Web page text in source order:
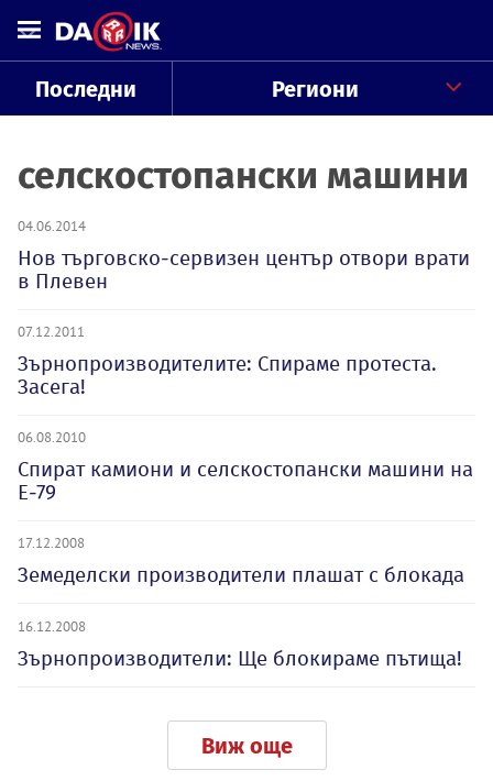
Последни Региони
селскостопански машини
04.06.2014
Нов търговско-сервизен център отвори врати
в Плевен
07.12.2011
Зърнопроизводителите: Спираме протеста.
Засега!
06.08.2010
Спират камиони и селскостопански машини на
Е-79
17.12.2008
Земеделски производители плашат с блокада
16.12.2008
Зърнопроизводители: Ще блокираме пътища!
Виж още